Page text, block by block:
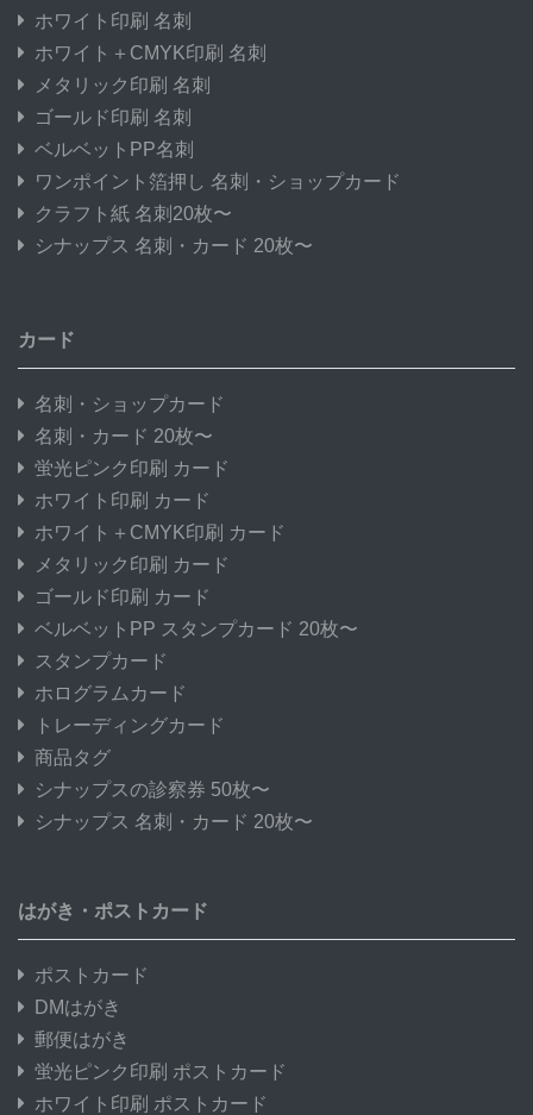
ホワイト印刷 名刺
ホワイト＋CMYK印刷 名刺
メタリック印刷 名刺
ゴールド印刷 名刺
ベルベットPP名刺
ワンポイント箔押し 名刺・ショップカード
クラフト紙 名刺20枚〜
シナップス 名刺・カード 20枚〜
カード
名刺・ショップカード
名刺・カード 20枚〜
蛍光ピンク印刷 カード
ホワイト印刷 カード
ホワイト＋CMYK印刷 カード
メタリック印刷 カード
ゴールド印刷 カード
ベルベットPP スタンプカード 20枚〜
スタンプカード
ホログラムカード
トレーディングカード
商品タグ
シナップスの診察券 50枚〜
シナップス 名刺・カード 20枚〜
はがき・ポストカード
ポストカード
DMはがき
郵便はがき
蛍光ピンク印刷 ポストカード
ホワイト印刷 ポストカード